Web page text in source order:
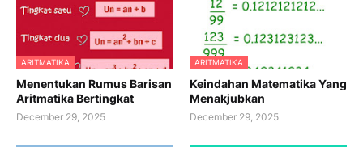
ARITMATIKA
Menentukan Rumus Barisan
Aritmatika Bertingkat
December 29, 2025
ARITMATIKA
Keindahan Matematika Yang
Menakjubkan
December 29, 2025